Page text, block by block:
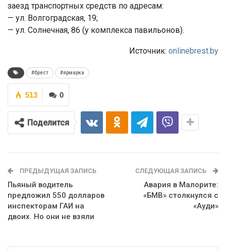
заезд транспортных средств по адресам:
— ул. Волгоградская, 19;
— ул. Солнечная, 86 (у комплекса павильонов).
Источник: onlinebrest.by
#брест #ярмарка
0
513
Поделится
ПРЕДЫДУЩАЯ ЗАПИСЬ
Пьяный водитель
предложил 550 долларов
инспекторам ГАИ на
двоих. Но они не взяли
СЛЕДУЮЩАЯ ЗАПИСЬ
Авария в Малорите:
«БМВ» столкнулся с
«Ауди»